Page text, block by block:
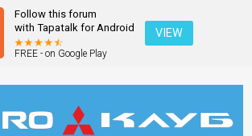
Follow this forum
with Tapatalk for Android
FREE - on Google Play
VIEW